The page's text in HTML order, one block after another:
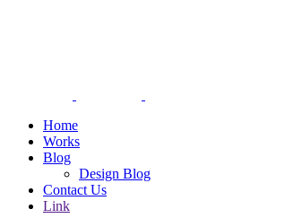
Home
Works
Blog
Design Blog
Contact Us
Link